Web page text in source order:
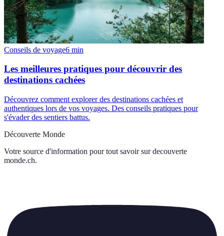
Conseils de voyage6 min
Les meilleures pratiques pour découvrir des
destinations cachées
Découvrez comment explorer des destinations cachées et
authentiques lors de vos voyages. Des conseils pratiques pour
s'évader des sentiers battus.
Découverte Monde
Votre source d'information pour tout savoir sur decouverte
monde.ch.